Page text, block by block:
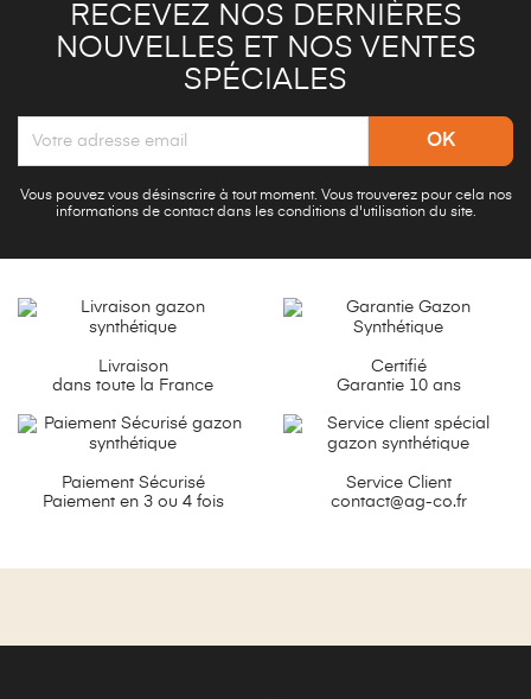
RECEVEZ NOS DERNIÈRES
NOUVELLES ET NOS VENTES
SPÉCIALES
Vous pouvez vous désinscrire à tout moment. Vous trouverez pour cela nos
informations de contact dans les conditions d'utilisation du site.
Livraison
dans toute la France
Certifié
Garantie 10 ans
Paiement Sécurisé
Paiement en 3 ou 4 fois
Service Client
contact@ag-co.fr